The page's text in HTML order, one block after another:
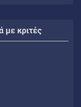
με κριτές